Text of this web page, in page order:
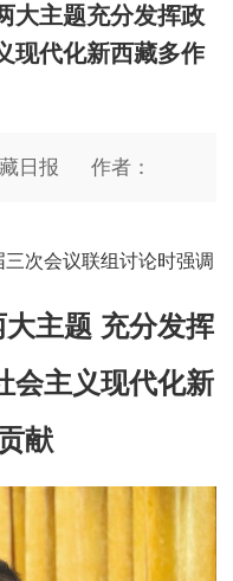
大主题充分发挥政
现代化新西藏多作
日报 作者：
次会议联组讨论时强调
主题 充分发挥
会主义现代化新
献